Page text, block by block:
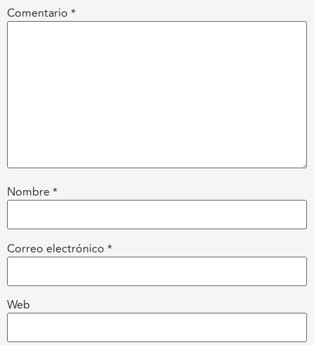
Comentario *
Nombre *
Correo electrónico *
Web